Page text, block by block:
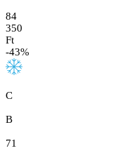
84
350
Ft
-43%
C
B
71